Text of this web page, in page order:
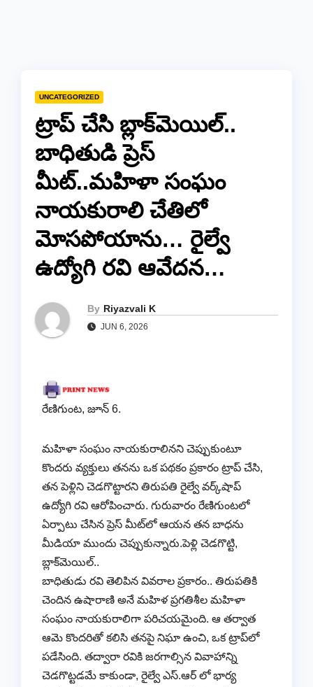
UNCATEGORIZED
​ట్రాప్ చేసి బ్లాక్‌మెయిల్..
బాధితుడి ప్రెస్
మీట్..మహిళా సంఘం
నాయకురాలి చేతిలో
మోసపోయాను… రైల్వే
ఉద్యోగి రవి ఆవేదన…
By Riyazvali K
JUN 6, 2026
రేణిగుంట, జూన్ 6.
మహిళా సంఘం నాయకురాలినని చెప్పుకుంటూ
కొందరు వ్యక్తులు తనను ఒక పథకం ప్రకారం ట్రాప్ చేసి,
తన పెళ్లిని చెడగొట్టారని తిరుపతి రైల్వే వర్క్‌షాప్
ఉద్యోగి రవి ఆరోపించారు. గురువారం రేణిగుంటలో
ఏర్పాటు చేసిన ప్రెస్ మీట్‌లో ఆయన తన బాధను
మీడియా ముందు చెప్పుకున్నారు.పెళ్లి చెడగొట్టి,
బ్లాక్‌మెయిల్..
బాధితుడు రవి తెలిపిన వివరాల ప్రకారం.. తిరుపతికి
చెందిన ఉషారాణి అనే మహిళ ప్రగతిశీల మహిళా
సంఘం నాయకురాలిగా పరిచయమైంది. ఆ తర్వాత
ఆమె కొందరితో కలిసి తనపై నిఘా ఉంచి, ఒక ట్రాప్‌లో
పడేసింది. తద్వారా రవికి జరగాల్సిన వివాహాన్ని
చెడగొట్టడమే కాకుండా, రైల్వే ఎస్.ఆర్ లో భార్య